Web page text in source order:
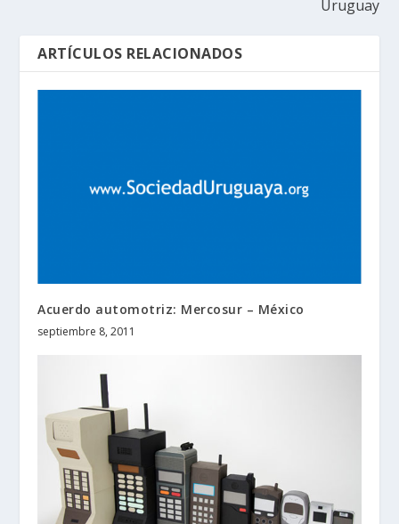
Uruguay
ARTÍCULOS RELACIONADOS
Acuerdo automotriz: Mercosur – México
septiembre 8, 2011